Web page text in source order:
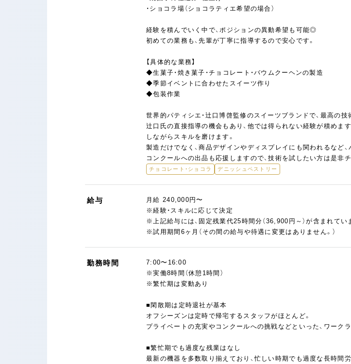
・ショコラ場（ショコラティエ希望の場合）
経験を積んでいく中で、ポジションの異動希望も可能◎
初めての業務も、先輩が丁寧に指導するので安心です。
【具体的な業務】
◆生菓子・焼き菓子・チョコレート・バウムクーヘンの製造
◆季節イベントに合わせたスイーツ作り
◆包装作業
世界的パティシエ・辻口博啓監修のスイーツブランドで、最高の
辻口氏の直接指導の機会もあり、他では得られない経験が積めま
しながらスキルを磨けます。
製造だけでなく、商品デザインやディスプレイにも関われるなど
コンクールへの出品も応援しますので、技術を試したい方は是非
チョコレート・ショコラ デニッシュペストリー
給与
月給 240,000円〜
※経験・スキルに応じて決定
※上記給与には、固定残業代25時間分（36,900円～）が含まれてい
※試用期間6ヶ月（その間の給与や待遇に変更はありません。）
勤務時間
7:00〜16:00
※実働8時間（休憩1時間）
※繁忙期は変動あり
■閑散期は定時退社が基本
オフシーズンは定時で帰宅するスタッフがほとんど。
プライベートの充実やコンクールへの挑戦などといった、ワーク
■繁忙期でも過度な残業はなし
最新の機器を多数取り揃えており、忙しい時期でも過度な長時間労